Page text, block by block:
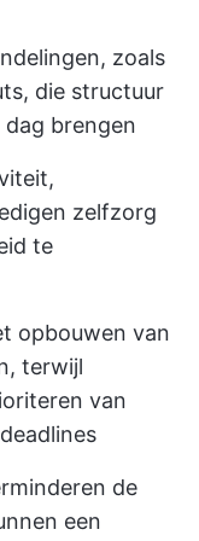
zoals
die structuur
brengen
zelfzorg
te
opbouwen van
terwijl
van
de
een